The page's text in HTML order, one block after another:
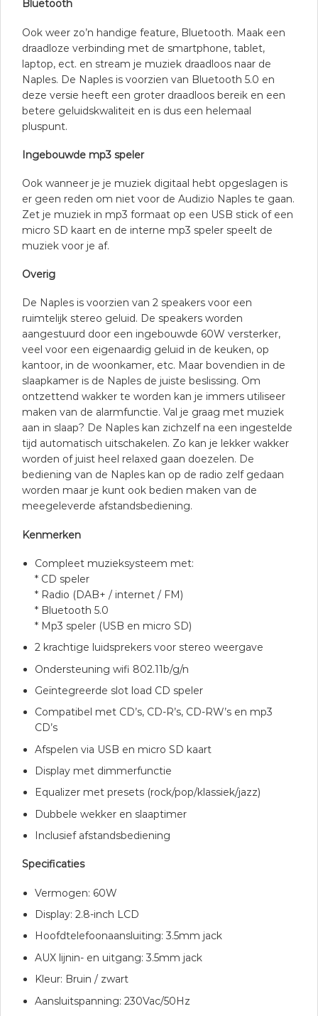
B luetooth
Ook weer zo’n handige feature, Bluetooth. Maak een
draadloze verbinding met de smartphone, tablet,
laptop, ect. en stream je muziek draadloos naar de
Naples. De Naples is voorzien van Bluetooth 5.0 en
deze versie heeft een groter draadloos bereik en een
betere geluidskwaliteit en is dus een helemaal
pluspunt.
Ingebouwde mp3 speler
Ook wanneer je je muziek digitaal hebt opgeslagen is
er geen reden om niet voor de Audizio Naples te gaan.
Zet je muziek in mp3 formaat op een USB stick of een
micro SD kaart en de interne mp3 speler speelt de
muziek voor je af.
Overig
De Naples is voorzien van 2 speakers voor een
ruimtelijk stereo geluid. De speakers worden
aangestuurd door een ingebouwde 60W versterker,
veel voor een eigenaardig geluid in de keuken, op
kantoor, in de woonkamer, etc. Maar bovendien in de
slaapkamer is de Naples de juiste beslissing. Om
ontzettend wakker te worden kan je immers utiliseer
maken van de alarmfunctie. Val je graag met muziek
aan in slaap? De Naples kan zichzelf na een ingestelde
tijd automatisch uitschakelen. Zo kan je lekker wakker
worden of juist heel relaxed gaan doezelen. De
bediening van de Naples kan op de radio zelf gedaan
worden maar je kunt ook bedien maken van de
meegeleverde afstandsbediening.
Kenmerken
Compleet muzieksysteem met:
* CD speler
* Radio (DAB+ / internet / FM)
* Bluetooth 5.0
* Mp3 speler (USB en micro SD)
2 krachtige luidsprekers voor stereo weergave
Ondersteuning wifi 802.11b/g/n
Geïntegreerde slot load CD speler
Compatibel met CD’s, CD-R’s, CD-RW’s en mp3
CD’s
Afspelen via USB en micro SD kaart
Display met dimmerfunctie
Equalizer met presets (rock/pop/klassiek/jazz)
Dubbele wekker en slaaptimer
Inclusief afstandsbediening
Specificaties
Vermogen: 60W
Display: 2.8-inch LCD
Hoofdtelefoonaansluiting: 3.5mm jack
AUX lijnin- en uitgang: 3.5mm jack
Kleur: Bruin / zwart
Aansluitspanning: 230Vac/50Hz